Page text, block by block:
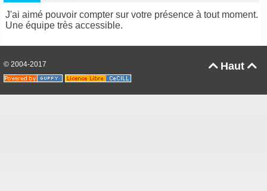
J'ai aimé pouvoir compter sur votre présence à tout moment.
Une équipe très accessible.
Haut 
© 2004-2017